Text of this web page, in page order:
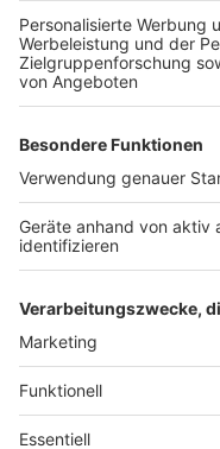
Weitere Themen
Anzeige
Co.
Feuer in
Köln verhängt
Anzeige